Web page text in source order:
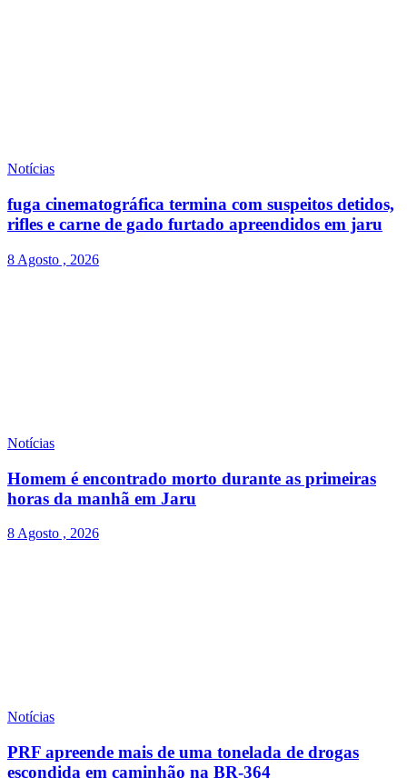
Notícias
fuga cinematográfica termina com suspeitos detidos,
rifles e carne de gado furtado apreendidos em jaru
8 Agosto , 2026
Notícias
Homem é encontrado morto durante as primeiras
horas da manhã em Jaru
8 Agosto , 2026
Notícias
PRF apreende mais de uma tonelada de drogas
escondida em caminhão na BR-364